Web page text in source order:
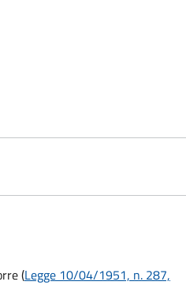
(Legge 10/04/1951, n. 287,